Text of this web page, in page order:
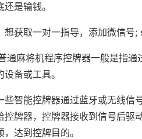
是输钱。
获取一对一指导，添加微信号;
通麻将机程序控牌器一般是指
备或工具。
些智能控牌器通过蓝牙或无线信
牌器，控牌器接收到信号后驱
达到控牌目的。